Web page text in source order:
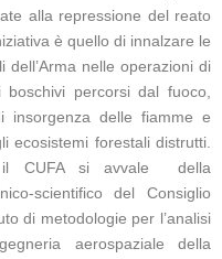
alla repressione del reato
è quello di innalzare le
nelle operazioni di
percorsi dal fuoco,
insorgenza delle fiamme e
ecosistemi forestali distrutti.
il CUFA si avvale della
scientifico del Consiglio
di metodologie per l’analisi
aerospaziale della